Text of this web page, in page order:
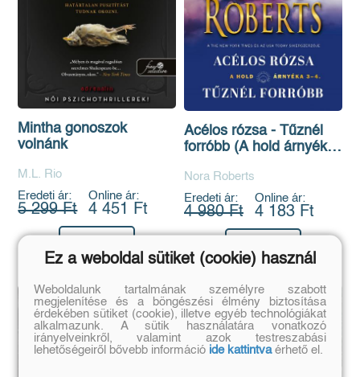
Mintha gonoszok
volnánk
M.L. Rio
Eredeti ár:
5 299 Ft
Online ár:
4 451 Ft
Acélos rózsa - Tűznél
forróbb (A hold árnyéka
Nora Roberts
Eredeti ár:
4 980 Ft
Online ár:
4 183 Ft
Kosárba
Ez a weboldal sütiket (cookie) használ
Weboldalunk tartalmának személyre szabott
megjelenítése és a böngészési élmény biztosítása
érdekében sütiket (cookie), illetve egyéb technológiákat
alkalmazunk. A sütik használatára vonatkozó
irányelveinkről, valamint azok testreszabási
lehetőségeiről bővebb információ ide kattintvaérhető el.